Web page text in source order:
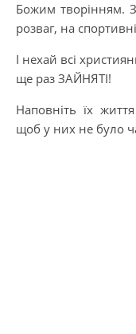
Божим творінням.
розваг, на
І нехай всі
ще раз ЗАЙНЯТІ!
Наповніть їх
щоб у них не було